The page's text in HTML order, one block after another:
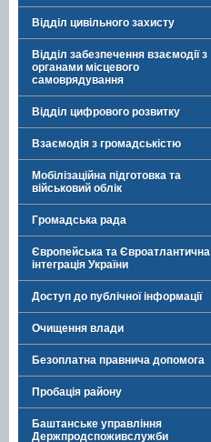
Відділ цивільного захисту
Відділ забезпечення взаємодії з
органами місцевого
самоврядування
Відділ цифрового розвитку
Взаємодія з громадськістю
Мобілізаційна підготовка та
військовий облік
Громадська рада
Європейська та Євроатлантична
інтеграція України
Доступ до публічної інформації
Очищення влади
Безоплатна правнича допомога
Пробація району
Баштанське управління
Держпродспоживслужби